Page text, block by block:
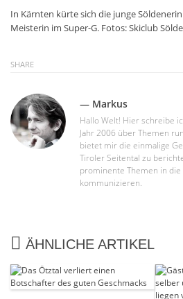
In Kärnten kürte sich die junge
Meisterin im Super-G. Fotos: Skiclub
SHARE
— Markus
Hallo Welt! Hier schreibe
Jahr 2006 über Themen
bietet mir die einmalige
Tiroler Seitental zu
prominente Themen in
kommunizieren.
ÄHNLICHE ARTIKEL